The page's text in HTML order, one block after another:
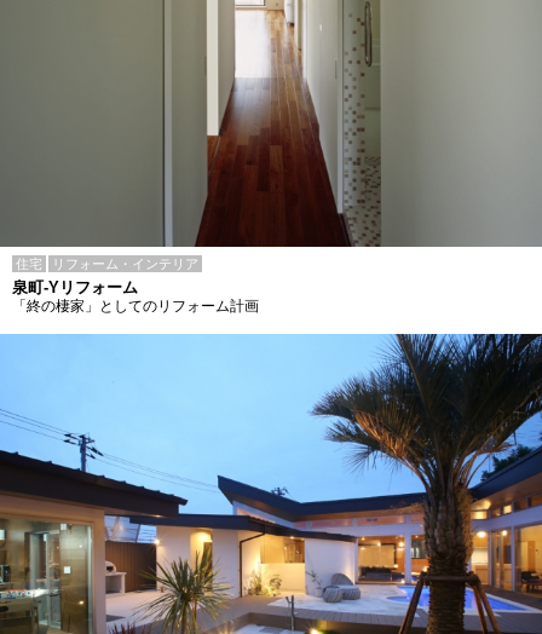
住宅 リフォーム・インテリア
泉町-Yリフォーム
「終の棲家」としてのリフォーム計画